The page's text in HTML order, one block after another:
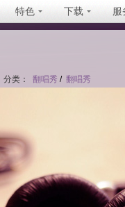
特色 下载 服
分类： 翻唱秀 / 翻唱秀